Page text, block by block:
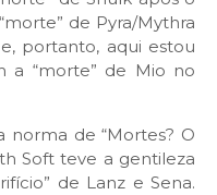
de Pyra/Mythra
portanto, aqui estou
a “morte” de Mio no
norma de “Mortes? O
Soft teve a gentileza
de Lanz e Sena.